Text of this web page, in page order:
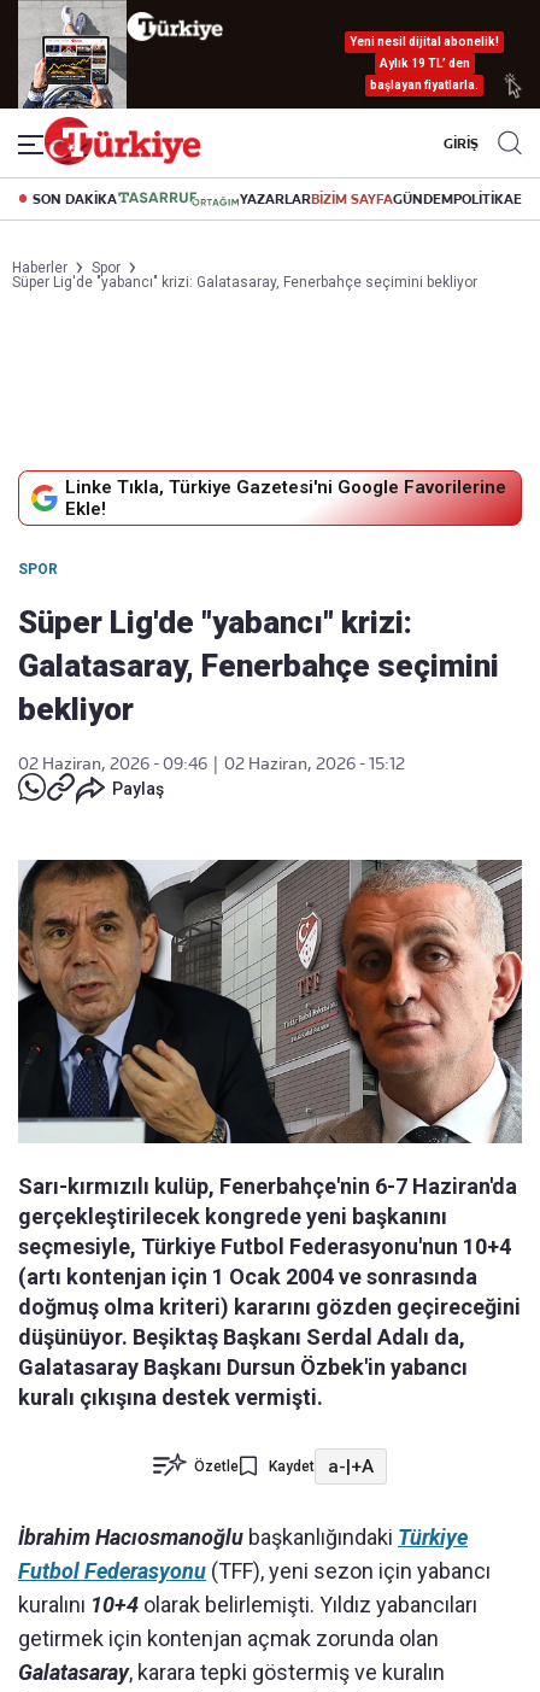
Yeni nesil dijital abonelik!
Aylık 19 TL’ den
başlayan fiyatlarla.
GİRİŞ
SON DAKİKA YAZARLARBİZİM SAYFAGÜNDEMPOLİTİKA
Haberler
Spor
Süper Lig'de "yabancı" krizi: Galatasaray, Fenerbahçe seçimini bekliyor
Linke Tıkla, Türkiye Gazetesi'ni Google Favorilerine
Ekle!
SPOR
Süper Lig'de "yabancı" krizi:
Galatasaray, Fenerbahçe seçimini
bekliyor
02 Haziran, 2026 - 09:46
02 Haziran, 2026 - 15:12
Paylaş
Sarı-kırmızılı kulüp, Fenerbahçe'nin 6-7 Haziran'da
gerçekleştirilecek kongrede yeni başkanını
seçmesiyle, Türkiye Futbol Federasyonu'nun 10+4
(artı kontenjan için 1 Ocak 2004 ve sonrasında
doğmuş olma kriteri) kararını gözden geçireceğini
düşünüyor. Beşiktaş Başkanı Serdal Adalı da,
Galatasaray Başkanı Dursun Özbek'in yabancı
kuralı çıkışına destek vermişti.
Özetle Kaydet a-|+A
İbrahim Hacıosmanoğlu başkanlığındaki Türkiye
Futbol Federasyonu (TFF), yeni sezon için yabancı
kuralını 10+4 olarak belirlemişti. Yıldız yabancıları
getirmek için kontenjan açmak zorunda olan
Galatasaray, karara tepki göstermiş ve kuralın